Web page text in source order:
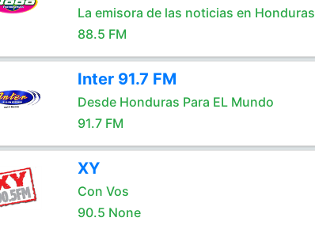
La emisora de las noticias en Honduras
88.5 FM
Inter 91.7 FM
Desde Honduras Para EL Mundo
91.7 FM
XY
Con Vos
90.5 None